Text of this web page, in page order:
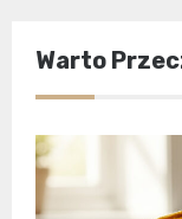
Warto